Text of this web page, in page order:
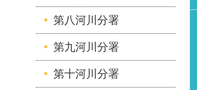
第八河川分署
第九河川分署
第十河川分署